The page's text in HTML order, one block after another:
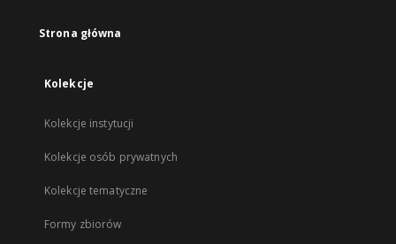
Strona główna
Kolekcje
Kolekcje instytucji
Kolekcje osób prywatnych
Kolekcje tematyczne
Formy zbiorów